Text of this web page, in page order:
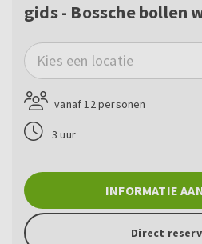
gids - Bossche bollen
Kies een locatie
vanaf 12 personen
3 uur
INFORMATIE
Direct